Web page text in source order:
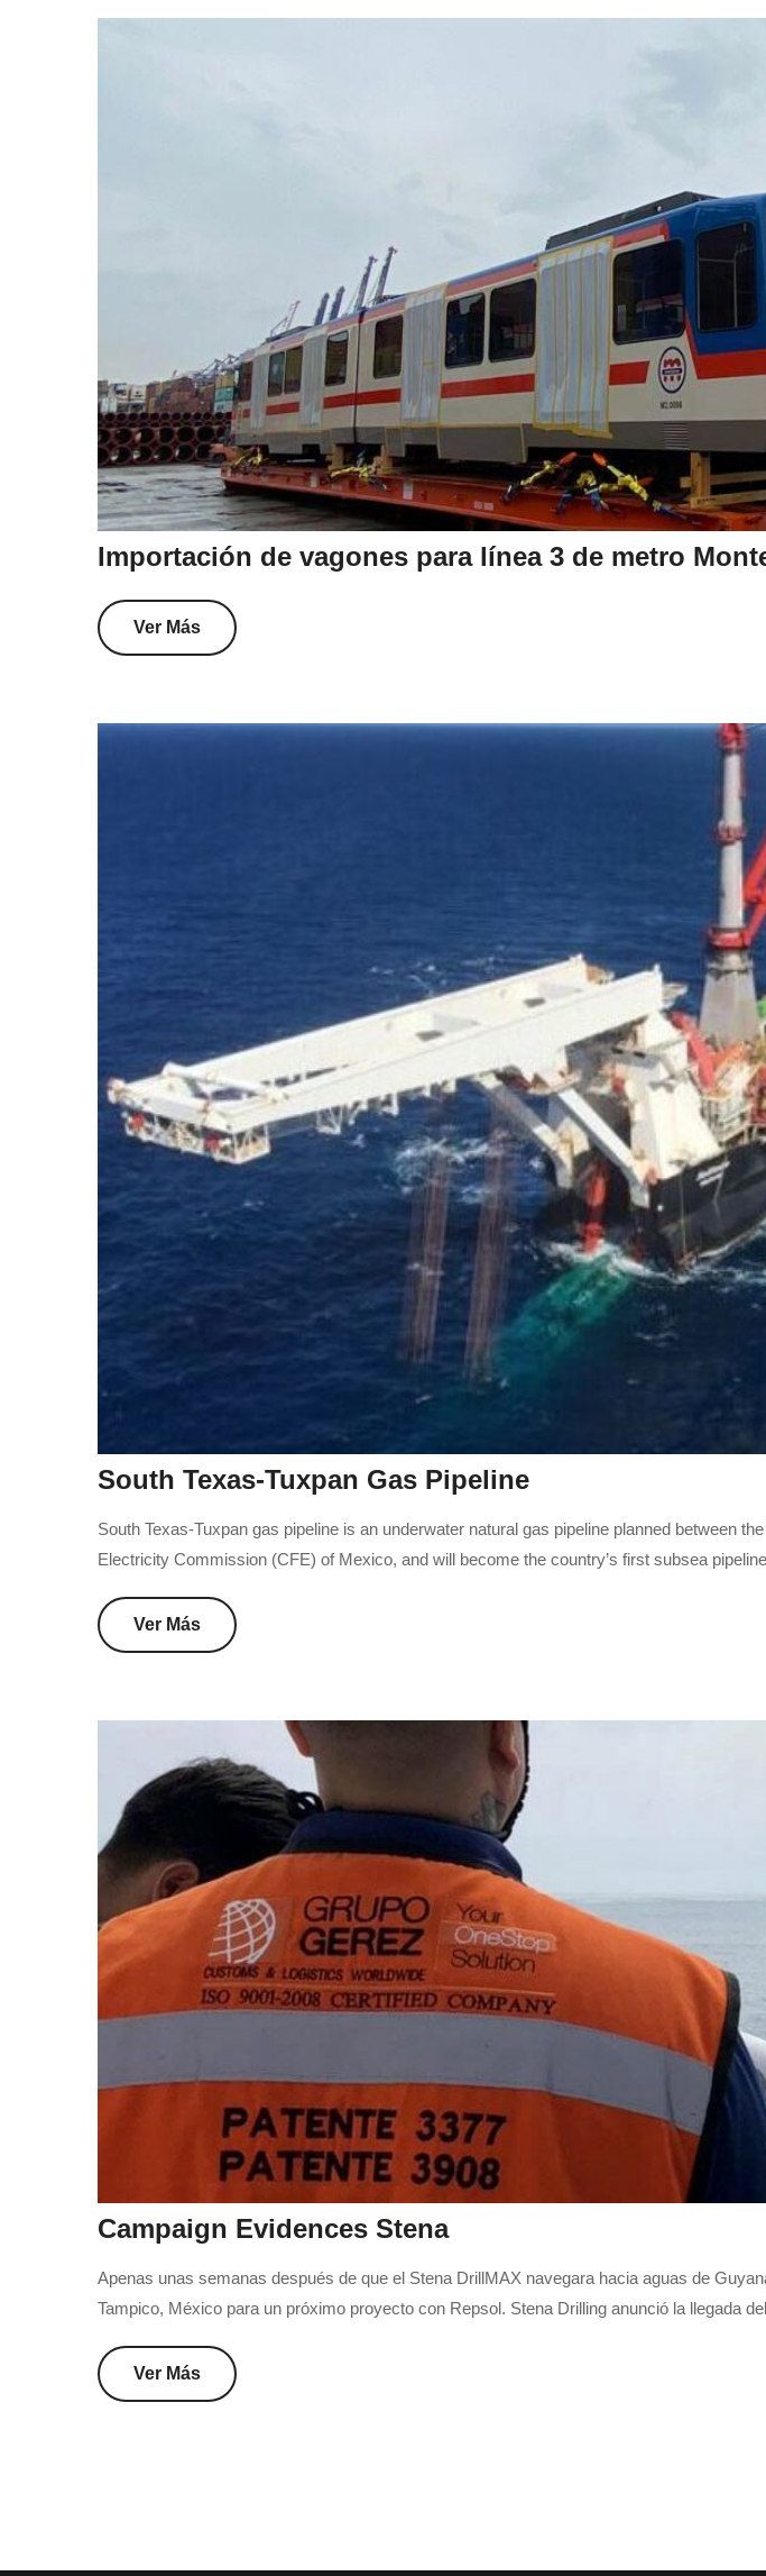
Importación de vagones para línea 3 de metro
Ver Más
South Texas-Tuxpan Gas Pipeline
South Texas-Tuxpan gas pipeline is an underwater natural gas pipeline planned between
Electricity Commission (CFE) of Mexico, and will become the country’s first subsea
Ver Más
Campaign Evidences Stena
Apenas unas semanas después de que el Stena DrillMAX navegara hacia aguas de
Tampico, México para un próximo proyecto con Repsol. Stena Drilling anunció la llegada
Ver Más